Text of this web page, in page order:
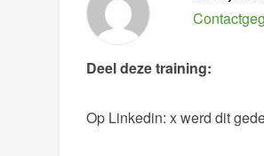
Deel deze training:
Op Linkedin:x werd dit